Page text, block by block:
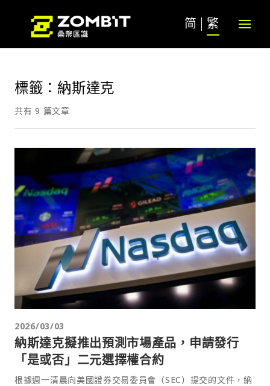
简 繁
標籤：納斯達克
共有 9 篇文章
2026/03/03
納斯達克擬推出預測市場產品，申請發行
「是或否」二元選擇權合約
根據週一清晨向美國證券交易委員會（SEC）提交的文件，納